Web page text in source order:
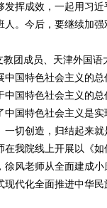
挥成效，一起用习
。今后，要继续加
教团成员、天津外国
中国特色社会主义的总
中国特色社会主义的
国特色社会主义是
切创造，归结起来
在我院线上开展以《
风老师从全面建成
代化全面推进中华